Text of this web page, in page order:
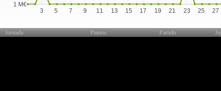
3 5 7 9 11 13 15 17 19 21 23 25 27
1 M€
Jornada Puntos Partido